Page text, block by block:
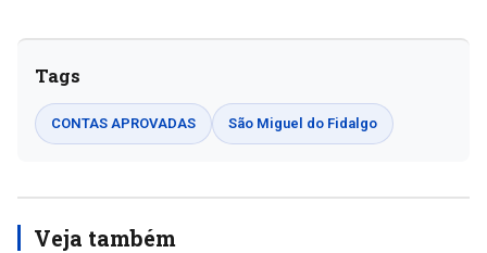
Tags
CONTAS APROVADAS São Miguel do Fidalgo
Veja também